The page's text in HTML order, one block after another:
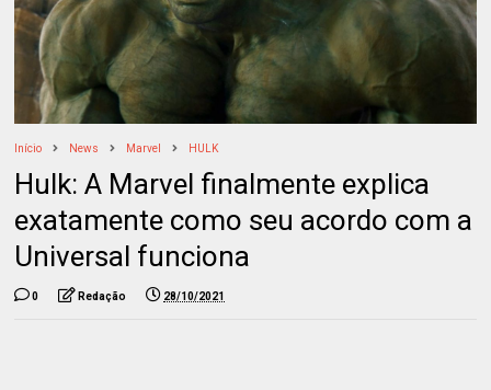
Início News Marvel HULK
Hulk: A Marvel finalmente explica
exatamente como seu acordo com a
Universal funciona
0 Redação 28/10/2021